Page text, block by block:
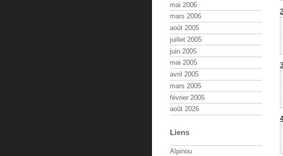
2.
3.
mai 2006
mars 2006
août 2005
juillet 2005
juin 2005
mai 2005
avril 2005
mars 2005
février 2005
août 2026
Liens
Alpinou